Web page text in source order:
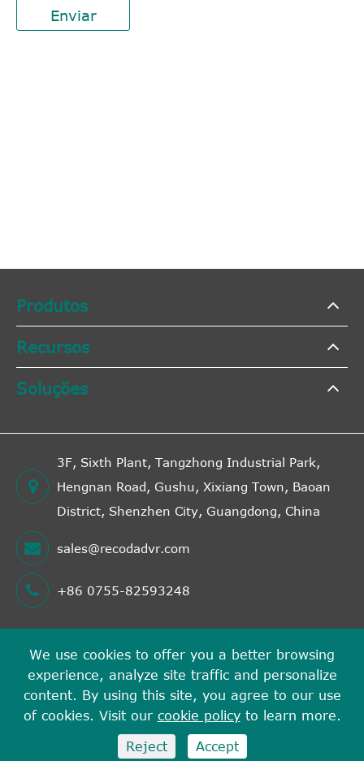
Enviar
Produtos
Recursos
Soluções
3F, Sixth Plant, Tangzhong Industrial Park,
Hengnan Road, Gushu, Xixiang Town, Baoan
District, Shenzhen City, Guangdong, China
sales@recodadvr.com
+86 0755-82593248
Direitos autorais©
Shenzhen RECODA Technologies LimitedTodos os
direitos reservados.
We use cookies to offer you a better browsing
experience, analyze site traffic and personalize
content. By using this site, you agree to our use
of cookies. Visit our cookie policyto learn more.
Reject Accept